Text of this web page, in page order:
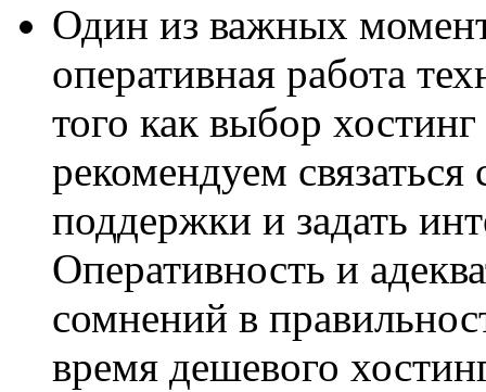
Один из важных
оперативная работа
того как выбор
рекомендуем
поддержки и задать
Оперативность и
сомнений в
время дешевого